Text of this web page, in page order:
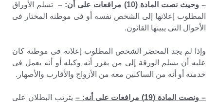
– وحيث نصت المادة (10) مرافعات على أن: –
تسلم الأوراق
المطلوب إعلانها إلى الشخص نفسه أو فى موطنه المختار فى
الأحوال التى يبينها القانون.
وإذا لم يجد المحضر الشخص المطلوب إعلانه فى موطنه كان
عليه أن يسلم الورقة إلى من يقرر أنه وكيله أو أنه يعمل فى
خدمته أو أنه من الساكنين معه من الأزواج والأقارب والأصهار.
– ونصت المادة (19) مرافعات على أنه: –
يترتب البطلان على